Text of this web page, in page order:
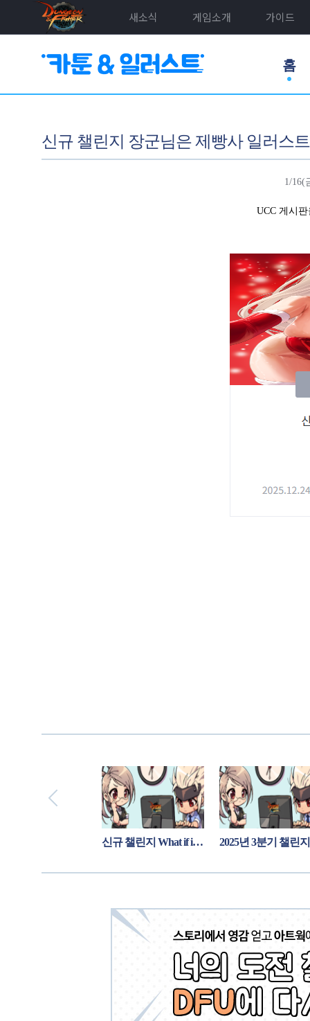
새소식 게임소개 가이드
홈
신규 챌린지 장군님은 제빵사 일러스
1/16(
UCC 게시
신규 챌린지 What if in 아라드, 뉴비 키메라 만화 연재 안내